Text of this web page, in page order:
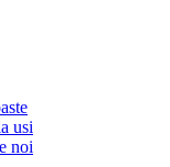
usi
noi